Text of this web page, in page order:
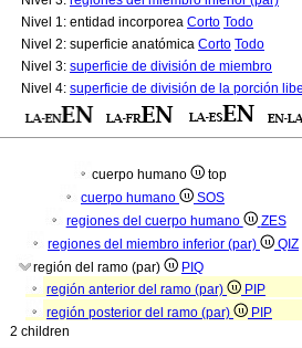
Nivel 1: entidad incorporea Corto Todo
Nivel 2: superficie anatómica Corto Todo
Nivel 3: superficie de división de miembro
Nivel 4: superficie de división de la porción
cuerpo humano
top
cuerpo humano
SOS
regiones del cuerpo humano
ZES
regiones del miembro inferior (par)
QIZ
región del ramo (par)
PIQ
región anterior del ramo (par)
PIP
región posterior del ramo (par)
PIP
2 children